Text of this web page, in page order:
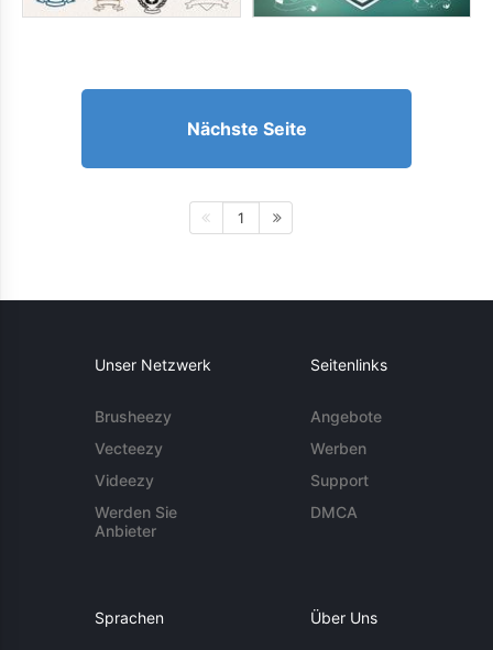
Nächste Seite
1
Unser Netzwerk
Brusheezy
Vecteezy
Videezy
Werden Sie
Anbieter
Seitenlinks
Angebote
Werben
Support
DMCA
Sprachen Über Uns